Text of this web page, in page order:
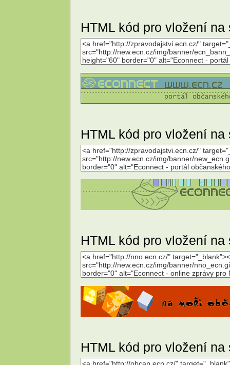
HTML kód pro vložení na
HTML kód pro vložení na
HTML kód pro vložení na
HTML kód pro vložení na